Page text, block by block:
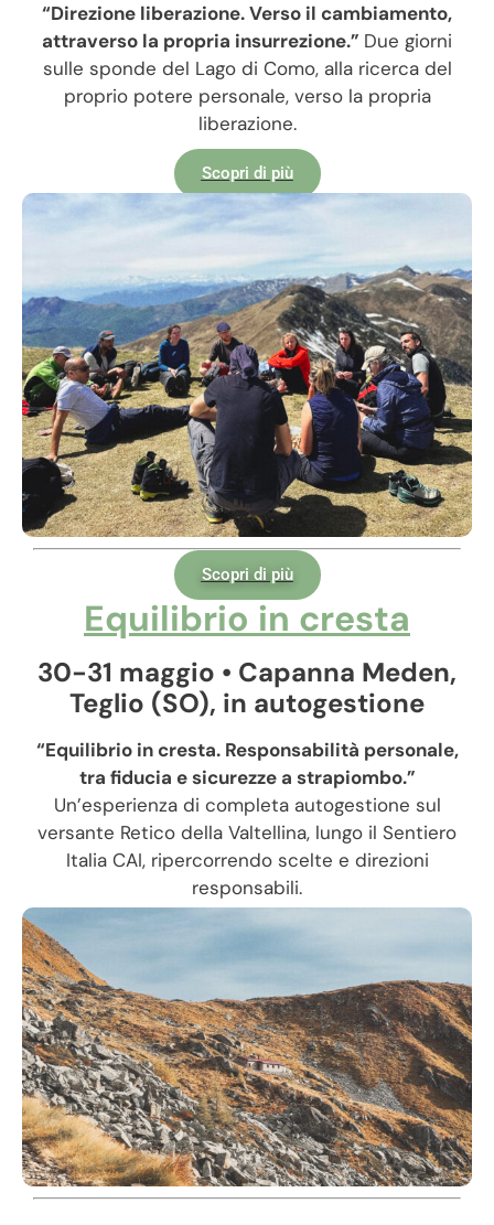
“Direzione liberazione. Verso il cambiamento,
attraverso la propria insurrezione.” Due giorni
sulle sponde del Lago di Como, alla ricerca del
proprio potere personale, verso la propria
liberazione.
Scopri di più
Scopri di più
Equilibrio in cresta
30-31 maggio • Capanna Meden,
Teglio (SO), in autogestione
“Equilibrio in cresta. Responsabilità personale,
tra fiducia e sicurezze a strapiombo.”
Un’esperienza di completa autogestione sul
versante Retico della Valtellina, lungo il Sentiero
Italia CAI, ripercorrendo scelte e direzioni
responsabili.